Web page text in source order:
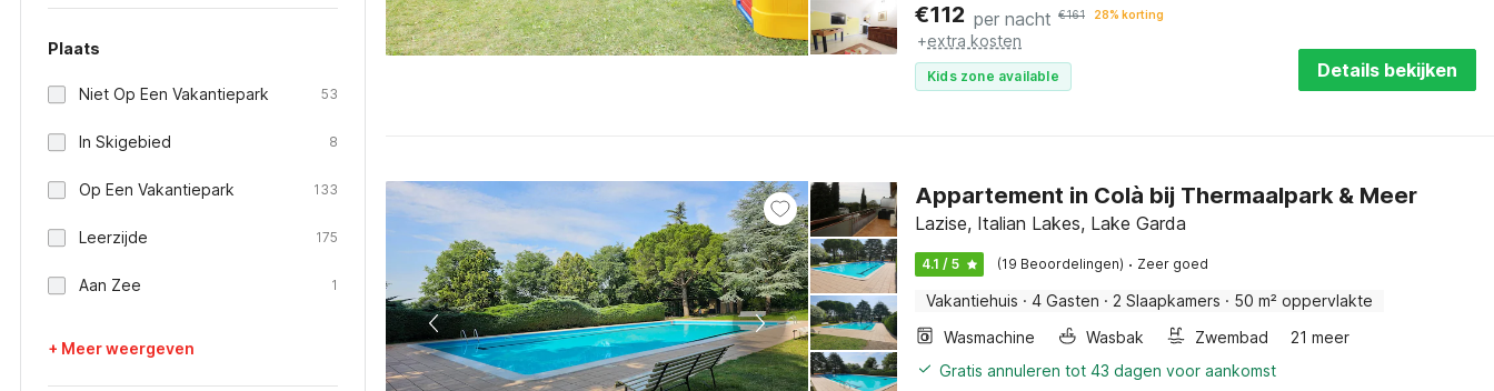
Plaats
Niet Op Een Vakantiepark 53
In Skigebied 8
Op Een Vakantiepark 133
Leerzijde 175
Aan Zee 1
+ Meer weergeven
€112 per nacht €161 28% korting
+extra kosten
Kids zone available Details bekijken
Appartement in Colà bij Thermaalpark & Meer
Lazise, Italian Lakes, Lake Garda
4.1 / 5 (19 Beoordelingen) · Zeer goed
Vakantiehuis · 4 Gasten · 2 Slaapkamers · 50 m² oppervlakte
Wasmachine
Wasbak Zwembad
21 meer
Gratis annuleren tot 43 dagen voor aankomst